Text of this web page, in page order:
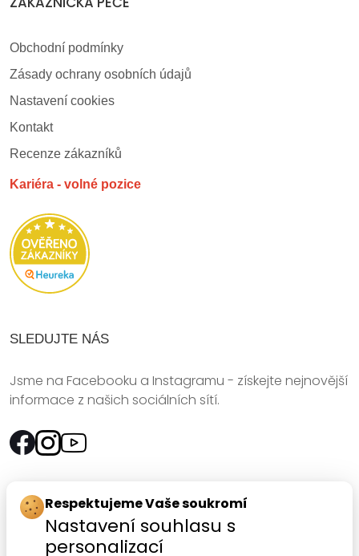
Obchodní podmínky
Zásady ochrany osobních údajů
Nastavení cookies
Kontakt
Recenze zákazníků
Kariéra - volné pozice
SLEDUJTE NÁS
Jsme na Facebooku a Instagramu - získejte nejnovější
informace z našich sociálních sítí.
Rychlý kontakt:
SANOMED, spol. s r.o.
Respektujeme Vaše soukromí
Nastavení souhlasu s
personalizací